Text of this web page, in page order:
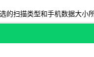
的扫描类型和手机数据大小